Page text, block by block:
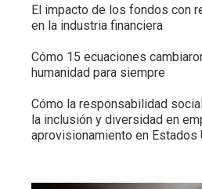
El impacto de los fondos con
en la industria financiera
Cómo 15 ecuaciones
humanidad para siempre
Cómo la responsabilidad
la inclusión y diversidad en
aprovisionamiento en Estados